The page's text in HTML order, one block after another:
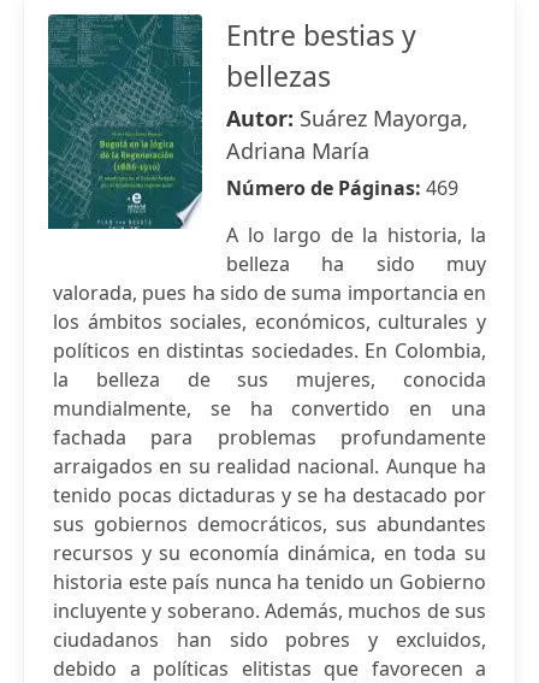
Entre bestias y
bellezas
Autor: Suárez Mayorga,
Adriana María
Número de Páginas: 469
A lo largo de la historia, la
belleza ha sido muy
valorada, pues ha sido de suma importancia en
los ámbitos sociales, económicos, culturales y
políticos en distintas sociedades. En Colombia,
la belleza de sus mujeres, conocida
mundialmente, se ha convertido en una
fachada para problemas profundamente
arraigados en su realidad nacional. Aunque ha
tenido pocas dictaduras y se ha destacado por
sus gobiernos democráticos, sus abundantes
recursos y su economía dinámica, en toda su
historia este país nunca ha tenido un Gobierno
incluyente y soberano. Además, muchos de sus
ciudadanos han sido pobres y excluidos,
debido a políticas elitistas que favorecen a